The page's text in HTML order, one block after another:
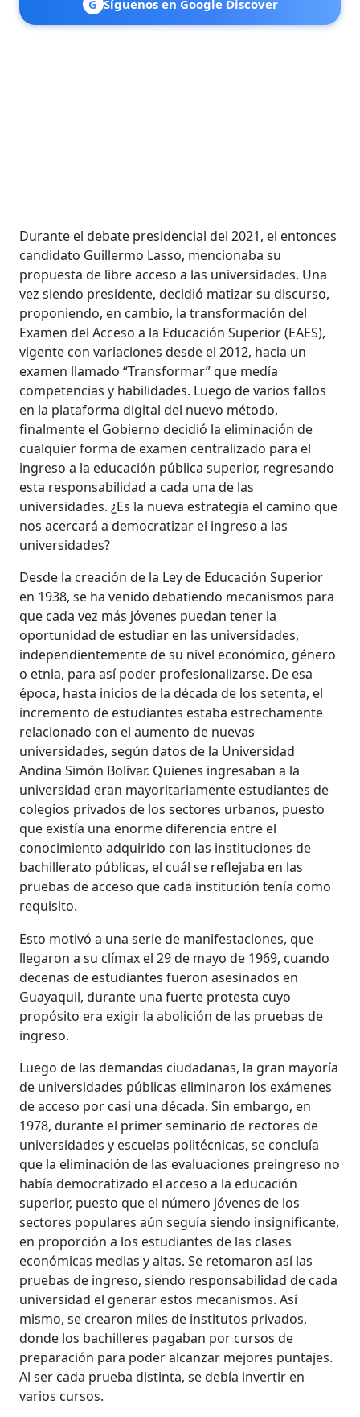
G Síguenos en Google Discover
Durante el debate presidencial del 2021, el entonces
candidato Guillermo Lasso, mencionaba su
propuesta de libre acceso a las universidades. Una
vez siendo presidente, decidió matizar su discurso,
proponiendo, en cambio, la transformación del
Examen del Acceso a la Educación Superior (EAES),
vigente con variaciones desde el 2012, hacia un
examen llamado “Transformar” que medía
competencias y habilidades. Luego de varios fallos
en la plataforma digital del nuevo método,
finalmente el Gobierno decidió la eliminación de
cualquier forma de examen centralizado para el
ingreso a la educación pública superior, regresando
esta responsabilidad a cada una de las
universidades. ¿Es la nueva estrategia el camino que
nos acercará a democratizar el ingreso a las
universidades?
Desde la creación de la Ley de Educación Superior
en 1938, se ha venido debatiendo mecanismos para
que cada vez más jóvenes puedan tener la
oportunidad de estudiar en las universidades,
independientemente de su nivel económico, género
o etnia, para así poder profesionalizarse. De esa
época, hasta inicios de la década de los setenta, el
incremento de estudiantes estaba estrechamente
relacionado con el aumento de nuevas
universidades, según datos de la Universidad
Andina Simón Bolívar. Quienes ingresaban a la
universidad eran mayoritariamente estudiantes de
colegios privados de los sectores urbanos, puesto
que existía una enorme diferencia entre el
conocimiento adquirido con las instituciones de
bachillerato públicas, el cuál se reflejaba en las
pruebas de acceso que cada institución tenía como
requisito.
Esto motivó a una serie de manifestaciones, que
llegaron a su clímax el 29 de mayo de 1969, cuando
decenas de estudiantes fueron asesinados en
Guayaquil, durante una fuerte protesta cuyo
propósito era exigir la abolición de las pruebas de
ingreso.
Luego de las demandas ciudadanas, la gran mayoría
de universidades públicas eliminaron los exámenes
de acceso por casi una década. Sin embargo, en
1978, durante el primer seminario de rectores de
universidades y escuelas politécnicas, se concluía
que la eliminación de las evaluaciones preingreso no
había democratizado el acceso a la educación
superior, puesto que el número jóvenes de los
sectores populares aún seguía siendo insignificante,
en proporción a los estudiantes de las clases
económicas medias y altas. Se retomaron así las
pruebas de ingreso, siendo responsabilidad de cada
universidad el generar estos mecanismos. Así
mismo, se crearon miles de institutos privados,
donde los bachilleres pagaban por cursos de
preparación para poder alcanzar mejores puntajes.
Al ser cada prueba distinta, se debía invertir en
varios cursos.